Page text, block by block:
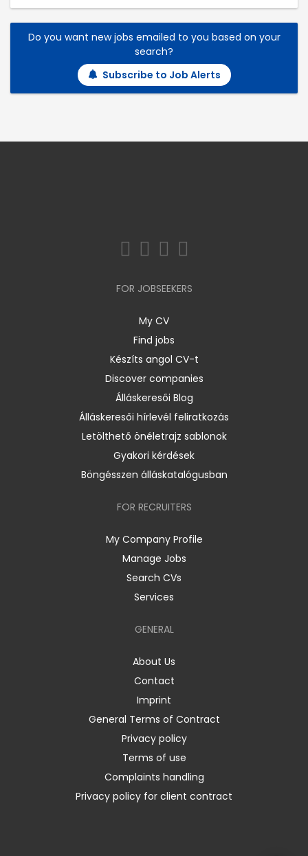
Do you want new jobs emailed to you based on your
search?
Subscribe to Job Alerts
FOR JOBSEEKERS
My CV
Find jobs
Készíts angol CV-t
Discover companies
Álláskeresői Blog
Álláskeresői hírlevél feliratkozás
Letölthető önéletrajz sablonok
Gyakori kérdések
Böngésszen álláskatalógusban
FOR RECRUITERS
My Company Profile
Manage Jobs
Search CVs
Services
GENERAL
About Us
Contact
Imprint
General Terms of Contract
Privacy policy
Terms of use
Complaints handling
Privacy policy for client contract